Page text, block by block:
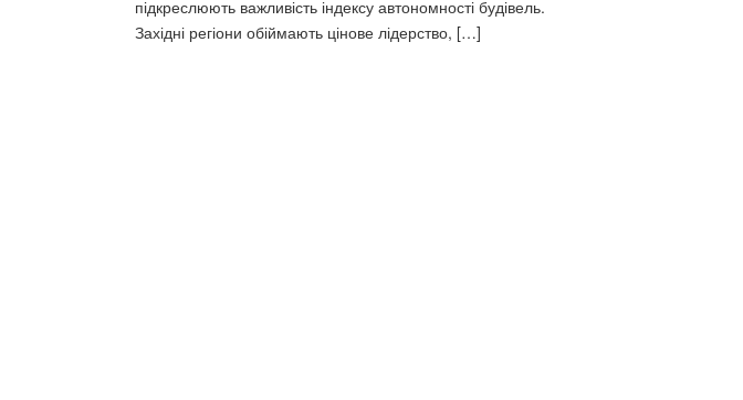
підкреслюють важливість індексу автономності будівель.
Західні регіони обіймають цінове лідерство, […]